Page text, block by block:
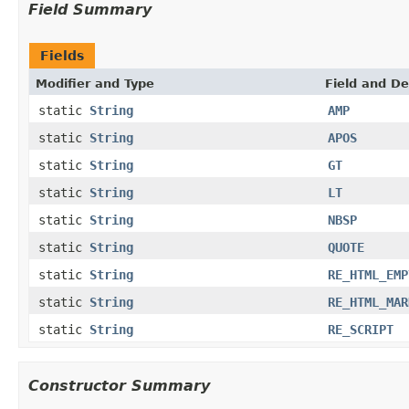
Field Summary
Fields
Modifier and Type Field and
static String
AMP
static String
APOS
static String
GT
static String
LT
static String
NBSP
static String
QUOTE
static String
static String
static String RE_SCRIPT
Constructor Summary